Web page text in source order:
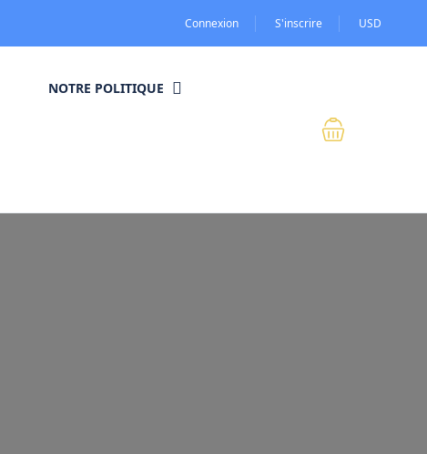
Connexion S'inscrire USD
NOTRE POLITIQUE